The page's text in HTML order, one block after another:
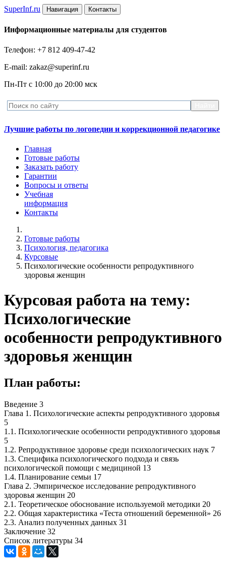
SuperInf.ru Навигация Контакты
Информационные материалы для студентов
Телефон: +7 812 409-47-42
E-mail: zakaz@superinf.ru
Пн-Пт с 10:00 до 20:00 мск
Лучшие работы по логопедии и коррекционной педагогике
Главная
Готовые работы
Заказать работу
Гарантии
Вопросы и ответы
Учебная
информация
Контакты
Готовые работы
Психология, педагогика
Курсовые
Психологические особенности репродуктивного
здоровья женщин
Курсовая работа на тему:
Психологические
особенности репродуктивного
здоровья женщин
План работы:
Введение 3
Глава 1. Психологические аспекты репродуктивного здоровья
5
1.1. Психологические особенности репродуктивного здоровья
5
1.2. Репродуктивное здоровье среди психологических наук 7
1.3. Специфика психологического подхода и связь
психологической помощи с медициной 13
1.4. Планирование семьи 17
Глава 2. Эмпирическое исследование репродуктивного
здоровья женщин 20
2.1. Теоретическое обоснование используемой методики 20
2.2. Общая характеристика «Теста отношений беременной» 26
2.3. Анализ полученных данных 31
Заключение 32
Список литературы 34